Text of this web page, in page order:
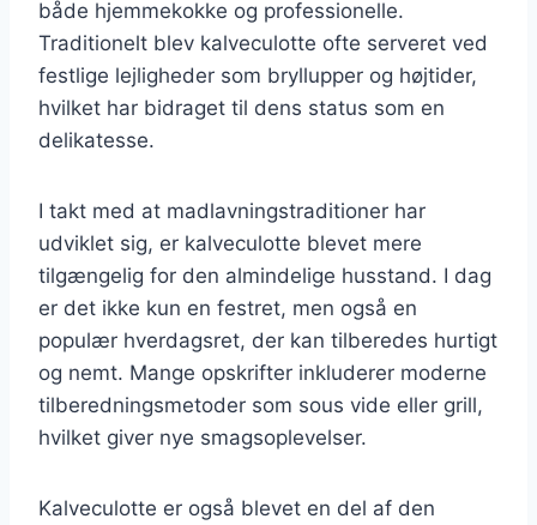
både hjemmekokke og professionelle.
Traditionelt blev kalveculotte ofte serveret ved
festlige lejligheder som bryllupper og højtider,
hvilket har bidraget til dens status som en
delikatesse.
I takt med at madlavningstraditioner har
udviklet sig, er kalveculotte blevet mere
tilgængelig for den almindelige husstand. I dag
er det ikke kun en festret, men også en
populær hverdagsret, der kan tilberedes hurtigt
og nemt. Mange opskrifter inkluderer moderne
tilberedningsmetoder som sous vide eller grill,
hvilket giver nye smagsoplevelser.
Kalveculotte er også blevet en del af den